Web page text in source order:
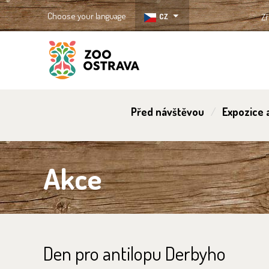
Choose your language CZ
Před návštěvou Expozice
Akce
Den pro antilopu Derbyho